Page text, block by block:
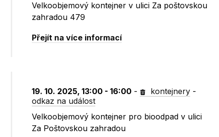
Velkoobjemový kontejner v ulici Za poštovskou
zahradou 479
Přejít na více informací
19. 10. 2025, 13:00 - 16:00 - kontejnery -
odkaz na událost
Velkoobjemový kontejner pro bioodpad v ulici
Za Poštovskou zahradou